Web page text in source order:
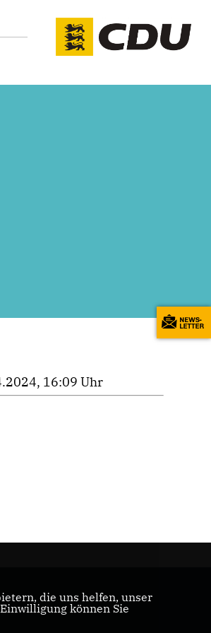
16:09 Uhr
die uns helfen, unser
können Sie